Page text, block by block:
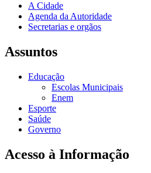
A Cidade
Agenda da Autoridade
Secretarias e orgãos
Assuntos
Educação
Escolas Municipais
Enem
Esporte
Saúde
Governo
Acesso à Informação